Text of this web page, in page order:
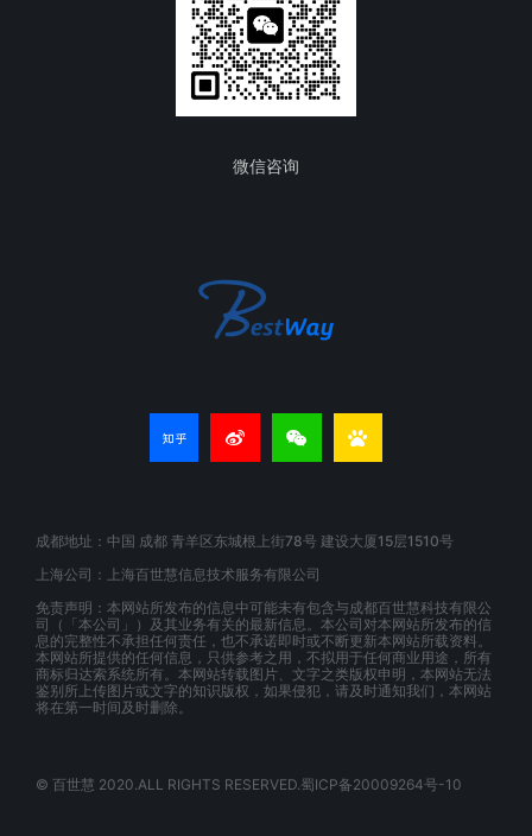
微信咨询
成都地址：中国 成都 青羊区东城根上街78号 建设大厦15层1510号
上海公司：上海百世慧信息技术服务有限公司
免责声明：本网站所发布的信息中可能未有包含与成都百世慧科技有限公
司（「本公司」）及其业务有关的最新信息。本公司对本网站所发布的信
息的完整性不承担任何责任，也不承诺即时或不断更新本网站所载资料。
本网站所提供的任何信息，只供参考之用，不拟用于任何商业用途，所有
商标归达索系统所有。本网站转载图片、文字之类版权申明，本网站无法
鉴别所上传图片或文字的知识版权，如果侵犯，请及时通知我们，本网站
将在第一时间及时删除。
© 百世慧 2020.ALL RIGHTS RESERVED.蜀ICP备20009264号-10